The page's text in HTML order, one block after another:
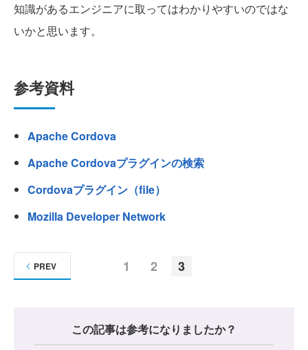
知識があるエンジニアに取ってはわかりやすいのではな
いかと思います。
参考資料
Apache Cordova
Apache Cordovaプラグインの検索
Cordovaプラグイン（file）
Mozilla Developer Network
1 2 3
PREV
この記事は参考になりましたか？